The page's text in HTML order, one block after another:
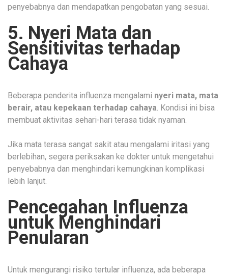
penyebabnya dan mendapatkan pengobatan yang sesuai.
5. Nyeri Mata dan
Sensitivitas terhadap
Cahaya
Beberapa penderita influenza mengalami nyeri mata, mata
berair, atau kepekaan terhadap cahaya. Kondisi ini bisa
membuat aktivitas sehari-hari terasa tidak nyaman.
Jika mata terasa sangat sakit atau mengalami iritasi yang
berlebihan, segera periksakan ke dokter untuk mengetahui
penyebabnya dan menghindari kemungkinan komplikasi
lebih lanjut.
Pencegahan Influenza
untuk Menghindari
Penularan
Untuk mengurangi risiko tertular influenza, ada beberapa